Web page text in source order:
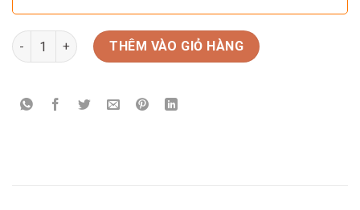
Rượu Vang Pháp Chateau Les Martineaux Bordeaux số lượng
THÊM VÀO GIỎ HÀNG